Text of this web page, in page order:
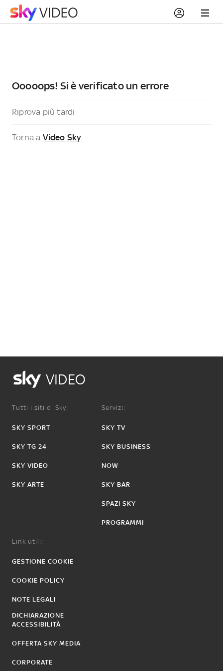
Ooooops! Si è verificato un errore
Riprova più tardi
Torna a Video Sky
VIDEO
Tutti i siti di Sky:
SKY SPORT
SKY TG 24
SKY VIDEO
SKY ARTE
Servizi:
SKY TV
SKY BUSINESS
NOW
SKY BAR
SPAZI SKY
PROGRAMMI
Link utili:
GESTIONE COOKIE
COOKIE POLICY
NOTE LEGALI
DICHIARAZIONE
ACCESSIBILITÀ
OFFERTA SKY MEDIA
CORPORATE